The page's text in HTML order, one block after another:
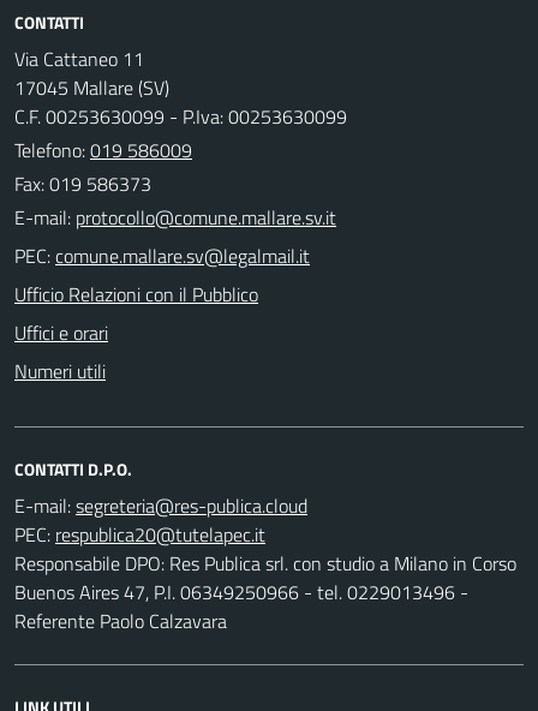
CONTATTI
Via Cattaneo 11
17045 Mallare (SV)
C.F. 00253630099 - P.Iva: 00253630099
Telefono:019 586009
Fax: 019 586373
E-mail:
PEC:
Ufficio Relazioni con il Pubblico
Uffici e orari
Numeri utili
CONTATTI D.P.O.
E-mail:
PEC:
Responsabile DPO: Res Publica srl. con studio a Milano in Corso
Buenos Aires 47, P.I. 06349250966 - tel. 0229013496 -
Referente Paolo Calzavara